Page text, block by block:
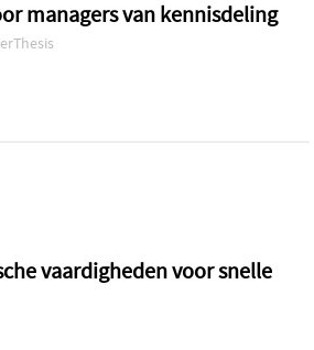
managers van kennisdeling
vaardigheden voor snelle